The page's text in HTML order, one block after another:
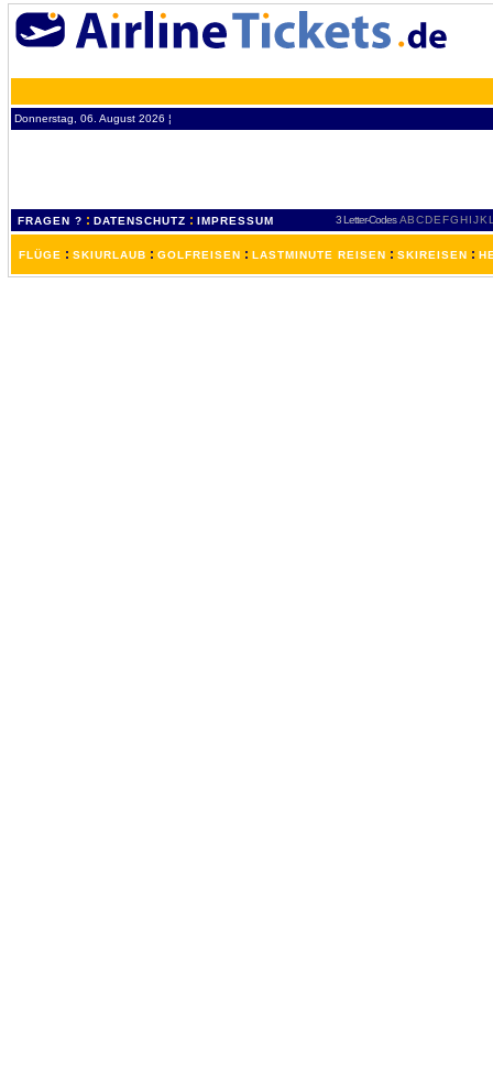
Donnerstag, 06. August 2026 ¦
FRAGEN ? : DATENSCHUTZ : IMPRESSUM 3 Letter-Codes ABCDEFGH IJKL
FLÜGE : SKIURLAUB : GOLFREISEN : LASTMINUTE REISEN : SKIREISEN :